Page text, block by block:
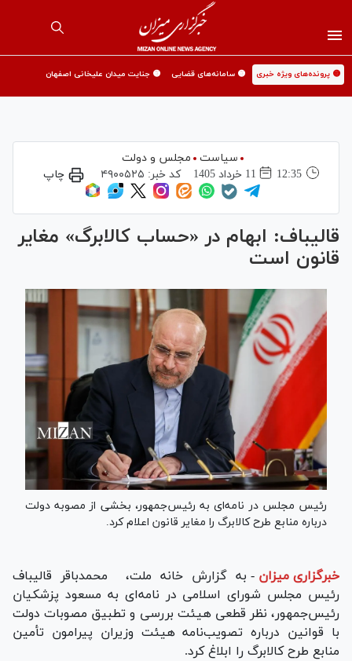
🟡 پرونده‌های ویژه خبری 🟡 سامانه‌های قضایی 🟡 جنایت میدان علیخانی اصفهان
سیاست
مجلس و دولت
12:35
11 خرداد 1405 کد خبر: ۴۹۰۰۵۲۵ چاپ
قالیباف: ابهام در «حساب کالابرگ» مغایر
قانون است
رئیس مجلس در نامه‌ای به رئیس‌جمهور، بخشی از مصوبه دولت
درباره منابع طرح کالابرگ را مغایر قانون اعلام کرد.
خبرگزاری میزان - به گزارش خانه ملت، محمدباقر قالیباف
رئیس مجلس شورای اسلامی در نامه‌ای به مسعود پزشکیان
رئیس‌جمهور، نظر قطعی هیئت بررسی و تطبیق مصوبات دولت
با قوانین درباره تصویب‌نامه هیئت وزیران پیرامون تأمین
منابع طرح کالابرگ را ابلاغ کرد.